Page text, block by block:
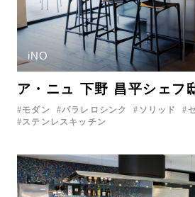
iNO
ア・ニュ 下野 昌平シェフ
モダン パラレロシンク ソリッド
ステンレスキッチン